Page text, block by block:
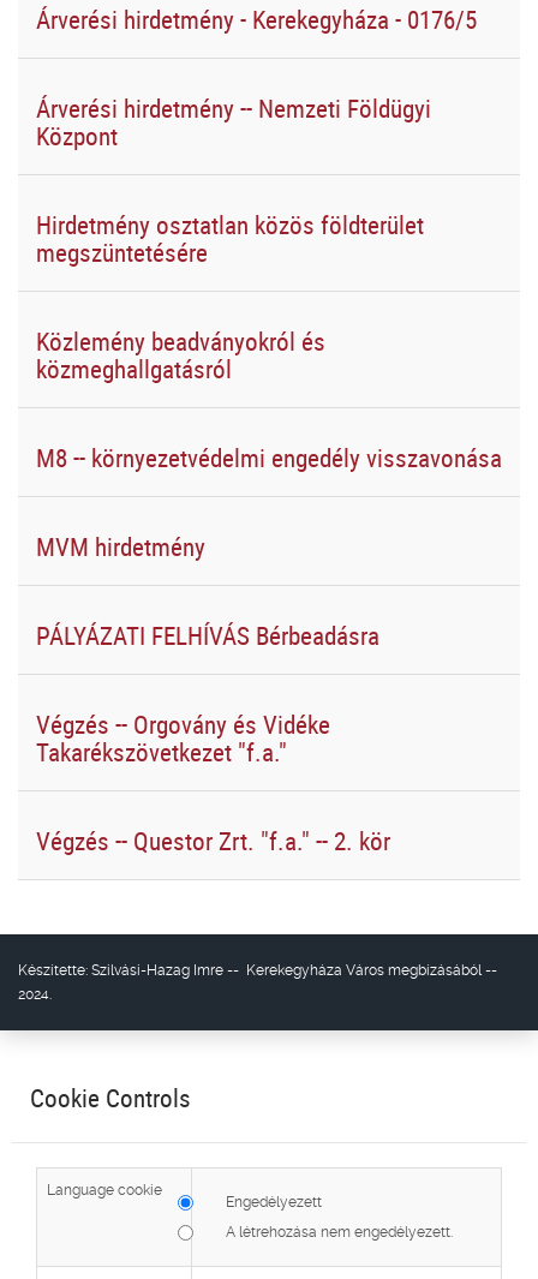
Árverési hirdetmény - Kerekegyháza - 0176/5
Árverési hirdetmény -- Nemzeti Földügyi
Központ
Hirdetmény osztatlan közös földterület
megszüntetésére
Közlemény beadványokról és
közmeghallgatásról
M8 -- környezetvédelmi engedély visszavonása
MVM hirdetmény
PÁLYÁZATI FELHÍVÁS Bérbeadásra
Végzés -- Orgovány és Vidéke
Takarékszövetkezet "f.a."
Végzés -- Questor Zrt. "f.a." -- 2. kör
Készítette: Szilvási-Hazag Imre -- Kerekegyháza Város megbízásából --
2024.
Cookie Controls
Language cookie
Engedélyezett
A létrehozása nem engedélyezett.